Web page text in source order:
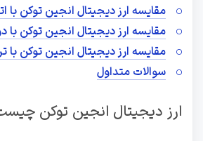
مقایسه ارز دیجیتال انجین توکن با
مقایسه ارز دیجیتال انجین توکن با
مقایسه ارز دیجیتال انجین توکن با
سوالات متداول
ارز دیجیتال انجین توکن